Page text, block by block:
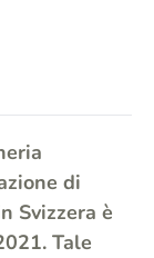
di
Svizzera è
Tale